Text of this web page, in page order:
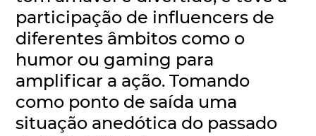
participação de influencers de
diferentes âmbitos como o
humor ou gaming para
amplificar a ação. Tomando
como ponto de saída uma
situação anedótica do passado